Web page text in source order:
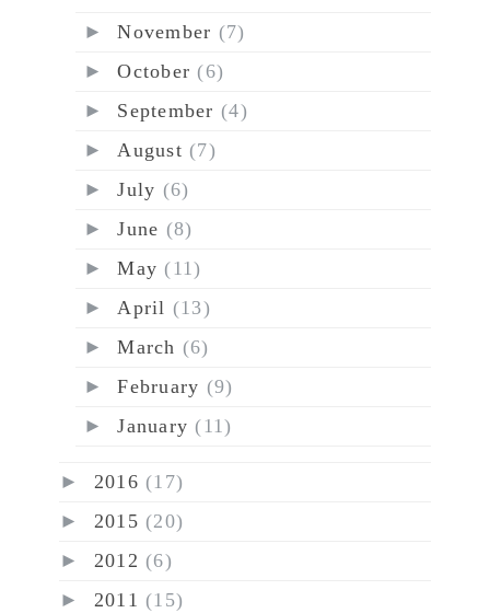
►November (7)
►October (6)
► September (4)
►August (7)
►July (6)
►June (8)
►May (11)
►April (13)
►March (6)
►February (9)
►January (11)
► 2016 (17)
► 2015 (20)
► 2012 (6)
► 2011 (15)